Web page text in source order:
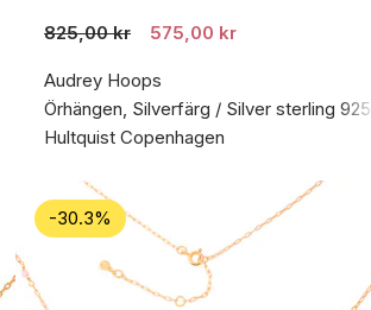
825,00 kr 575,00 kr
Audrey Hoops
Örhängen, Silverfärg / Silver sterling 925
Hultquist Copenhagen
-30.3%